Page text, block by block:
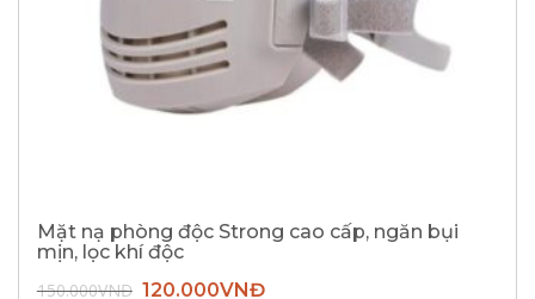
Mặt nạ phòng độc Strong cao cấp, ngăn bụi
mịn, lọc khí độc
150.000VNĐ Giá
120.000VNĐGiá